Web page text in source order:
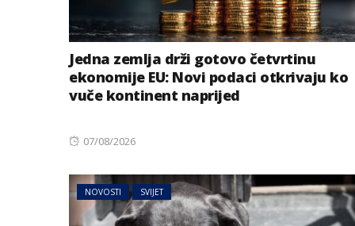
Jedna zemlja drži gotovo četvrtinu
ekonomije EU: Novi podaci otkrivaju ko
vuče kontinent naprijed
Posted
07/08/2026
NOVOSTI SVIJET
Energetski